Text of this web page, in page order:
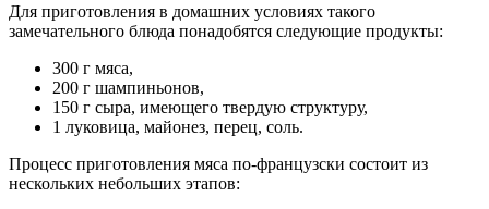
Для приготовления в домашних условиях такого
замечательного блюда понадобятся следующие продукты:
300 г мяса,
200 г шампиньонов,
150 г сыра, имеющего твердую структуру,
1 луковица, майонез, перец, соль.
Процесс приготовления мяса по-французски состоит из
нескольких небольших этапов: